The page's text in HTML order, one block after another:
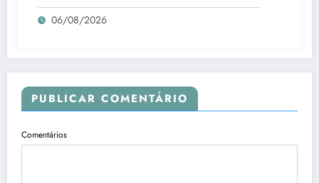
06/08/2026
PUBLICAR COMENTÁRIO
Comentários